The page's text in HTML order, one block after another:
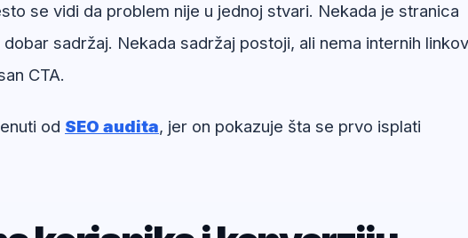
se vidi da problem nije u jednoj stvari. Nekada je stranica
sadržaj. Nekada sadržaj postoji, ali nema internih
CTA.
od SEO audita, jer on pokazuje šta se prvo isplati